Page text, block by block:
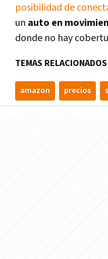
posibilidad de
un auto en
donde no hay
TEMAS RELACIONADOS
amazon precios